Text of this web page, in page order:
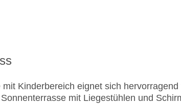
Kinderbereich eignet sich
mit Liegestühlen und